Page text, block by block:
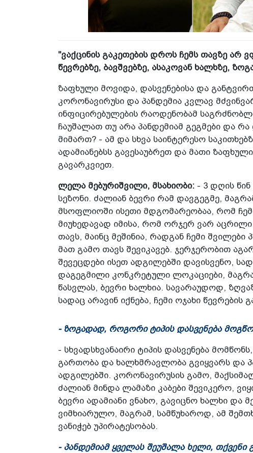
"ვაქცინის გაკეთების დროს ჩემს თავზე
წევრებზე, ბავშვებზე, ასაკოვან ხალხზე,
ზაფხული მოვიდა, დასვენებისა და
კორონავირუსი და პანდემია კვლავ
ინფიცირებულების რაოდენობამ
ჩაუშალათ თუ არა პანდემიამ გეგმები და
მიმართ? - ამ და სხვა საინტერესო
ადამიანებსს გავესაუბრეთ და მათი
გავარკვიეთ.
ლელა მებურიშვილი, მსახიობი: - 3 დღის
სეზონი. ძალიან ბევრი რამ დავგეგმე,
მსოფლიოში ისეთი მდგომარეობაა, რომ
მიუხედავად იმისა, რომ ორჯერ ვარ
თავს, მაინც მეშინია, რადგან ჩემი
მათ გამო თავს შევიკავებ. ჯერჯერობით
შევეცდები ისეთ ადგილებში დავისვენო,
დაგეგმილი კონკრეტული ლოკაციები,
წასვლას, ბევრი ხალხია. სავარაუდოდ,
სადაც არავინ იქნება, ჩემი ოჯახი წევრების
- ზოგადად, როგორი ტიპის დასვენება
- სხვადსხვანაირი ტიპის დასვენება
გართობა და ხალხმრავლობა გვიყვარს და
ადგილებში. კორონავირუსის გამო,
ძალიან მინდა ლამაზი კაბები შევიკერო,
ბევრი ადამიანი ვნახო, გავიცნო ხალხი და
ვიმხიარულო, მაგრამ, სამწუხაროდ, ამ
ვანიჭებ უპირატესობას.
- პანდემიამ ყველას შეუშალა ხელი, თქვენი